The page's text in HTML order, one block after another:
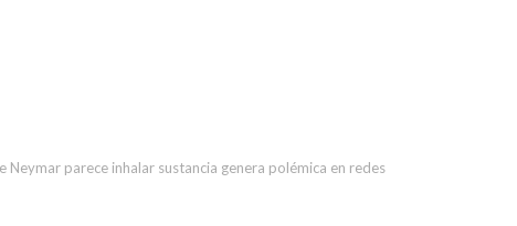
Neymar parece inhalar sustancia genera polémica en redes